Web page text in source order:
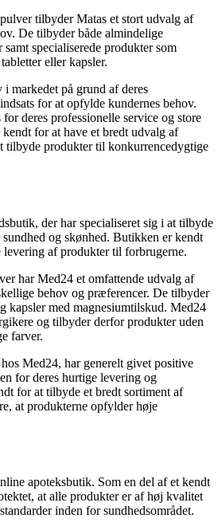
tilbyder Matas et stort udvalg af
De tilbyder både almindelige
specialiserede produkter som
eller kapsler.
markedet på grund af deres
for at opfylde kundernes behov.
deres professionelle service og store
for at have et bredt udvalg af
tilbyde produkter til konkurrencedygtige
der har specialiseret sig i at tilbyde
og skønhed. Butikken er kendt
af produkter til forbrugerne.
har Med24 et omfattende udvalg af
behov og præferencer. De tilbyder
kapsler med magnesiumtilskud. Med24
og tilbyder derfor produkter uden
farver.
Med24, har generelt givet positive
for deres hurtige levering og
for at tilbyde et bredt sortiment af
at produkterne opfylder høje
apoteksbutik. Som en del af et kendt
at alle produkter er af høj kvalitet
inden for sundhedsområdet.